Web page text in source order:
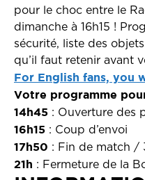
pour le choc entre le
dimanche à 16h15 !
sécurité, liste des
qu’il faut retenir avant
For English fans, you
Votre programme
14h45 : Ouverture des
16h15 : Coup d’envoi
17h50 : Fin de match /
21h : Fermeture de la